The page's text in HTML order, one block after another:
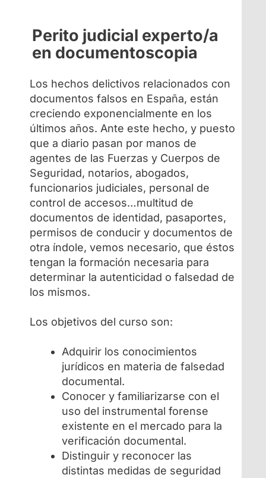
Perito judicial experto/a
en documentoscopia
Los hechos delictivos relacionados con
documentos falsos en España, están
creciendo exponencialmente en los
últimos años. Ante este hecho, y puesto
que a diario pasan por manos de
agentes de las Fuerzas y Cuerpos de
Seguridad, notarios, abogados,
funcionarios judiciales, personal de
control de accesos…multitud de
documentos de identidad, pasaportes,
permisos de conducir y documentos de
otra índole, vemos necesario, que éstos
tengan la formación necesaria para
determinar la autenticidad o falsedad de
los mismos.
Los objetivos del curso son:
Adquirir los conocimientos
jurídicos en materia de falsedad
documental.
Conocer y familiarizarse con el
uso del instrumental forense
existente en el mercado para la
verificación documental.
Distinguir y reconocer las
distintas medidas de seguridad